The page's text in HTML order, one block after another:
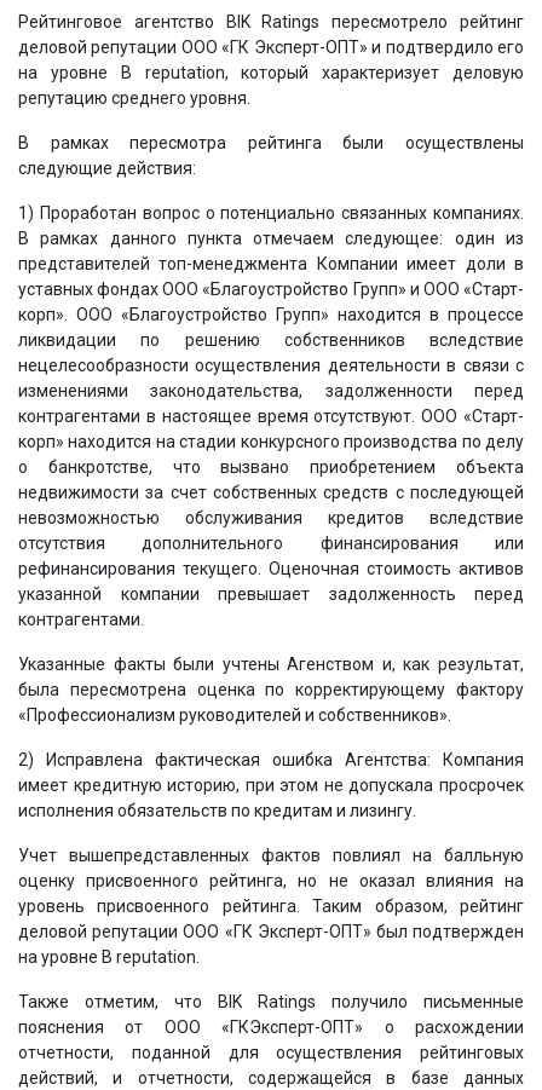
Рейтинговое агентство BIK Ratings пересмотрело рейтинг
деловой репутации ООО «ГК Эксперт-ОПТ» и подтвердило его
на уровне B reputation, который характеризует деловую
репутацию среднего уровня.
В рамках пересмотра рейтинга были осуществлены
следующие действия:
1) Проработан вопрос о потенциально связанных компаниях.
В рамках данного пункта отмечаем следующее: один из
представителей топ-менеджмента Компании имеет доли в
уставных фондах ООО «Благоустройство Групп» и ООО «Старт-
корп». ООО «Благоустройство Групп» находится в процессе
ликвидации по решению собственников вследствие
нецелесообразности осуществления деятельности в связи с
изменениями законодательства, задолженности перед
контрагентами в настоящее время отсутствуют. ООО «Старт-
корп» находится на стадии конкурсного производства по делу
о банкротстве, что вызвано приобретением объекта
недвижимости за счет собственных средств с последующей
невозможностью обслуживания кредитов вследствие
отсутствия дополнительного финансирования или
рефинансирования текущего. Оценочная стоимость активов
указанной компании превышает задолженность перед
контрагентами.
Указанные факты были учтены Агенством и, как результат,
была пересмотрена оценка по корректирующему фактору
«Профессионализм руководителей и собственников».
2) Исправлена фактическая ошибка Агентства: Компания
имеет кредитную историю, при этом не допускала просрочек
исполнения обязательств по кредитам и лизингу.
Учет вышепредставленных фактов повлиял на балльную
оценку присвоенного рейтинга, но не оказал влияния на
уровень присвоенного рейтинга. Таким образом, рейтинг
деловой репутации ООО «ГК Эксперт-ОПТ» был подтвержден
на уровне B reputation.
Также отметим, что BIK Ratings получило письменные
пояснения от ООО «ГКЭксперт-ОПТ» о расхождении
отчетности, поданной для осуществления рейтинговых
действий, и отчетности, содержащейся в базе данных